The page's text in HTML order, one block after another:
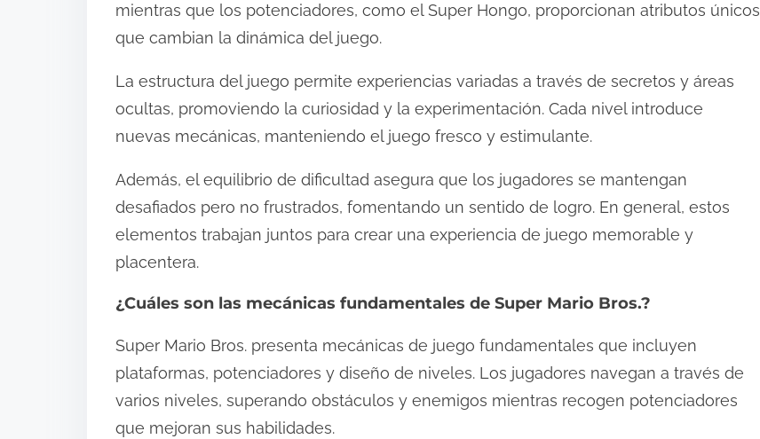
mientras que los potenciadores, como el Super Hongo, proporcionan atributos únicos
que cambian la dinámica del juego.
La estructura del juego permite experiencias variadas a través de secretos y áreas
ocultas, promoviendo la curiosidad y la experimentación. Cada nivel introduce
nuevas mecánicas, manteniendo el juego fresco y estimulante.
Además, el equilibrio de dificultad asegura que los jugadores se mantengan
desafiados pero no frustrados, fomentando un sentido de logro. En general, estos
elementos trabajan juntos para crear una experiencia de juego memorable y
placentera.
¿Cuáles son las mecánicas fundamentales de Super Mario Bros.?
Super Mario Bros. presenta mecánicas de juego fundamentales que incluyen
plataformas, potenciadores y diseño de niveles. Los jugadores navegan a través de
varios niveles, superando obstáculos y enemigos mientras recogen potenciadores
que mejoran sus habilidades.